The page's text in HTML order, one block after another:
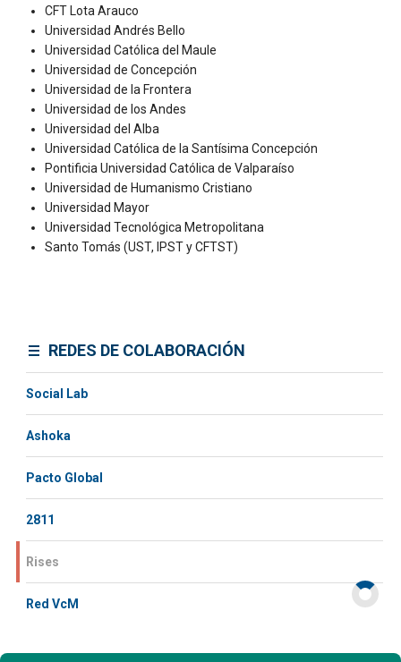
CFT Lota Arauco
Universidad Andrés Bello
Universidad Católica del Maule
Universidad de Concepción
Universidad de la Frontera
Universidad de los Andes
Universidad del Alba
Universidad Católica de la Santísima Concepción
Pontificia Universidad Católica de Valparaíso
Universidad de Humanismo Cristiano
Universidad Mayor
Universidad Tecnológica Metropolitana
Santo Tomás (UST, IPST y CFTST)
REDES DE COLABORACIÓN
Social Lab
Ashoka
Pacto Global
2811
Rises
Red VcM